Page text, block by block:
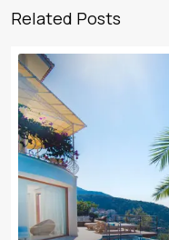
Related Posts